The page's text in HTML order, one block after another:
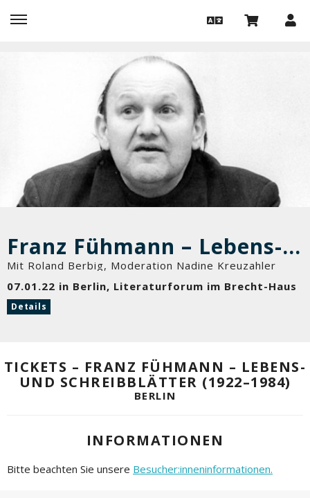
Franz Fühmann – Lebens- und Schreibblätter (1922–1984)
Mit Roland Berbig, Moderation Nadine Kreuzahler
07.01.22 in Berlin, Literaturforum im Brecht-Haus
Details
TICKETS – FRANZ FÜHMANN – LEBENS-
UND SCHREIBBLÄTTER (1922–1984)
BERLIN
INFORMATIONEN
Bitte beachten Sie unsere Besucher:inneninformationen.